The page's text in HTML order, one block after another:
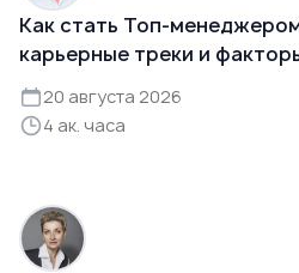
Как стать Топ-
карьерные треки и
20 августа 2026
4 ак. часа